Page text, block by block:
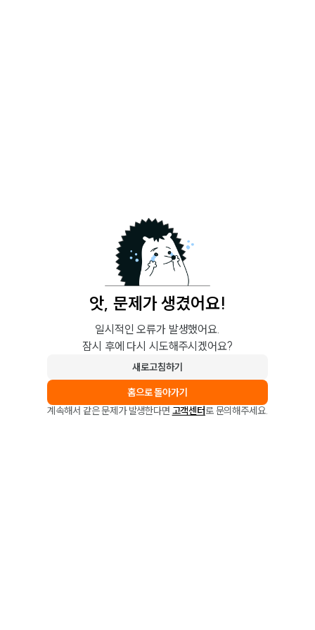
앗, 문제가 생겼어요!
일시적인 오류가 발생했어요.
잠시 후에 다시 시도해주시겠어요?
새로고침하기
홈으로 돌아가기
계속해서 같은 문제가 발생한다면 고객센터로 문의해주세요.